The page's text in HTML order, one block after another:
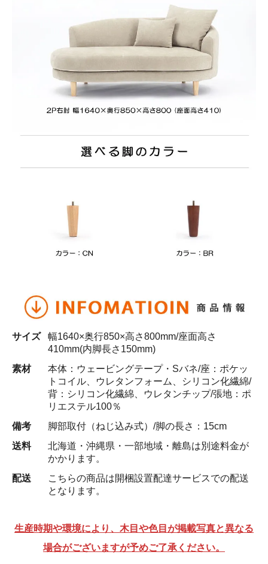
サイズ
幅1640×奥行850×高さ800mm/座面高さ
410mm(内脚長さ150mm)
素材
本体：ウェービングテープ・Sバネ/座：ポケッ
トコイル、ウレタンフォーム、シリコン化繊綿/
背：シリコン化繊綿、ウレタンチップ/張地：ポ
リエステル100％
備考
脚部取付（ねじ込み式）/脚の長さ：15cm
送料
北海道・沖縄県・一部地域・離島は別途料金が
かかります。
配送
こちらの商品は開梱設置配達サービスでの配送
となります。
生産時期や環境により、木目や色目が掲載写真と異なる
場合がございますが予めご了承ください。